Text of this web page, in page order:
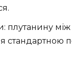
між
стандартною